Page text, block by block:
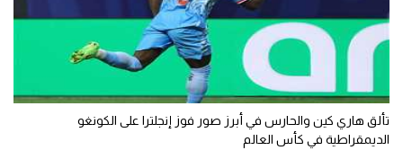
أمريكا
ركن الألعاب
أقسام خاصة
Gamers
تألق هاري كين والحارس في أبرز صور فوز إنجلترا على الكونغو
الديمقراطية في كأس العالم